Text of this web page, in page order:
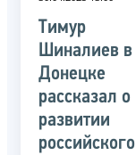
Тимур
Шиналиев в
Донецке
рассказал о
развитии
российского